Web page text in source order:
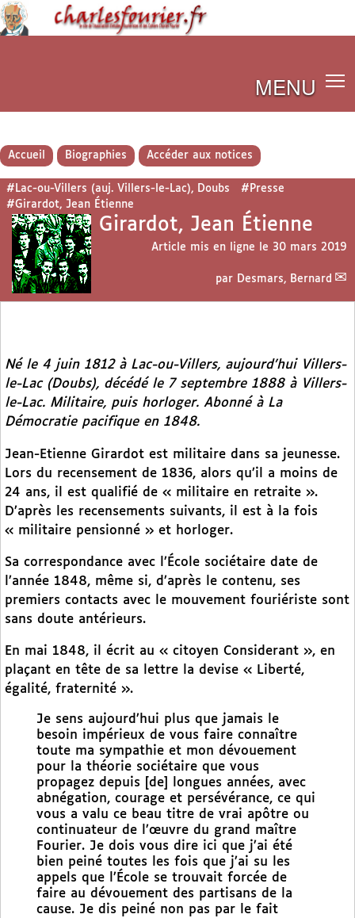
MENU
Accueil Biographies Accéder aux notices
#Lac-ou-Villers (auj. Villers-le-Lac), Doubs
#Presse
#Girardot, Jean Étienne
Girardot, Jean Étienne
Article mis en ligne le 30 mars 2019
par Desmars, Bernard
Né le 4 juin 1812 à Lac-ou-Villers, aujourd’hui Villers-
le-Lac (Doubs), décédé le 7 septembre 1888 à Villers-
le-Lac. Militaire, puis horloger. Abonné à La
Démocratie pacifique en 1848.
Jean-Etienne Girardot est militaire dans sa jeunesse.
Lors du recensement de 1836, alors qu’il a moins de
24 ans, il est qualifié de « militaire en retraite ».
D’après les recensements suivants, il est à la fois
« militaire pensionné » et horloger.
Sa correspondance avec l’École sociétaire date de
l’année 1848, même si, d’après le contenu, ses
premiers contacts avec le mouvement fouriériste sont
sans doute antérieurs.
En mai 1848, il écrit au « citoyen Considerant », en
plaçant en tête de sa lettre la devise « Liberté,
égalité, fraternité ».
Je sens aujourd’hui plus que jamais le
besoin impérieux de vous faire connaître
toute ma sympathie et mon dévouement
pour la théorie sociétaire que vous
propagez depuis [de] longues années, avec
abnégation, courage et persévérance, ce qui
vous a valu ce beau titre de vrai apôtre ou
continuateur de l’œuvre du grand maître
Fourier. Je dois vous dire ici que j’ai été
bien peiné toutes les fois que j’ai su les
appels que l’École se trouvait forcée de
faire au dévouement des partisans de la
cause. Je dis peiné non pas par le fait